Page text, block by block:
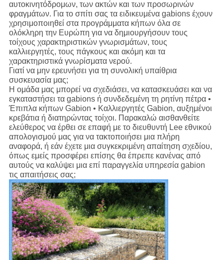
αυτοκινητόδρομων, των ακτών και των προσωρινών
φραγμάτων. Για το σπίτι σας τα ειδικευμένα gabions έχουν
χρησιμοποιηθεί στα προγράμματα κήπων όλα σε
ολόκληρη την Ευρώπη για να δημιουργήσουν τους
τοίχους χαρακτηριστικών γνωρισμάτων, τους
καλλιεργητές, τους πάγκους και ακόμη και τα
χαρακτηριστικά γνωρίσματα νερού.
Γιατί να μην ερευνήσει για τη συνολική υπαίθρια
συσκευασία μας;
Η ομάδα μας μπορεί να σχεδιάσει, να κατασκευάσει και να
εγκαταστήσει τα gabions ή συνδεδεμένη τη ρητίνη πέτρα •
Έπιπλα κήπων Gabion • Καλλιεργητές Gabion, αυξημένοι
κρεβάτια ή διατηρώντας τοίχοι. Παρακαλώ αισθανθείτε
ελεύθερος να έρθει σε επαφή με το διευθυντή Lee εθνικού
απολογισμού μας για να τακτοποιήσει μια πλήρη
αναφορά, ή εάν έχετε μια συγκεκριμένη απαίτηση σχεδίου,
όπως εμείς προσφέρει επίσης θα έπρεπε κανένας από
αυτούς να καλύψει μια επί παραγγελία υπηρεσία gabion
τις απαιτήσεις σας;